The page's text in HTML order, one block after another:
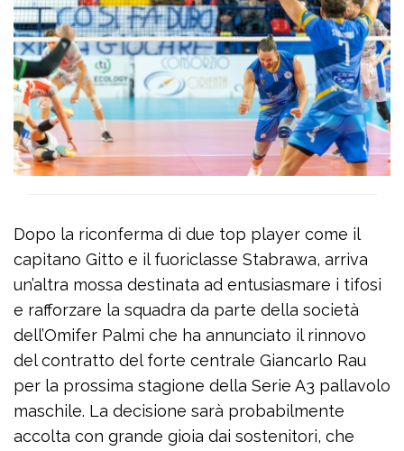
Dopo la riconferma di due top player come il
capitano Gitto e il fuoriclasse Stabrawa, arriva
un’altra mossa destinata ad entusiasmare i tifosi
e rafforzare la squadra da parte della società
dell’Omifer Palmi che ha annunciato il rinnovo
del contratto del forte centrale Giancarlo Rau
per la prossima stagione della Serie A3 pallavolo
maschile. La decisione sarà probabilmente
accolta con grande gioia dai sostenitori, che